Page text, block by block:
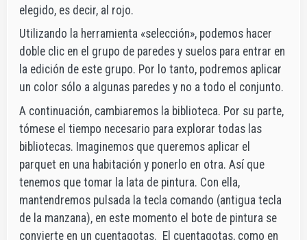
elegido, es decir, al rojo.
Utilizando la herramienta «selección», podemos hacer
doble clic en el grupo de paredes y suelos para entrar en
la edición de este grupo. Por lo tanto, podremos aplicar
un color sólo a algunas paredes y no a todo el conjunto.
A continuación, cambiaremos la biblioteca. Por su parte,
tómese el tiempo necesario para explorar todas las
bibliotecas. Imaginemos que queremos aplicar el
parquet en una habitación y ponerlo en otra. Así que
tenemos que tomar la lata de pintura. Con ella,
mantendremos pulsada la tecla comando (antigua tecla
de la manzana), en este momento el bote de pintura se
convierte en un cuentagotas. El cuentagotas, como en